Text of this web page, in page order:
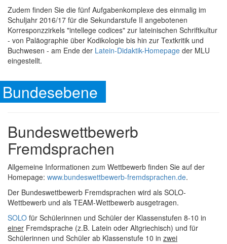
Zudem finden Sie die fünf Aufgabenkomplexe des einmalig im
Schuljahr 2016/17 für die Sekundarstufe II angebotenen
Korresponzzirkels "intellege codices" zur lateinischen Schriftkultur
- von Paläographie über Kodikologie bis hin zur Textkritik und
Buchwesen - am Ende der Latein-Didaktik-Homepage der MLU
eingestellt.
Bundesebene
Bundeswettbewerb
Fremdsprachen
Allgemeine Informationen zum Wettbewerb finden Sie auf der
Homepage: www.bundeswettbewerb-fremdsprachen.de.
Der Bundeswettbewerb Fremdsprachen wird als SOLO-
Wettbewerb und als TEAM-Wettbewerb ausgetragen.
SOLO für Schülerinnen und Schüler der Klassenstufen 8-10 in
einer Fremdsprache (z.B. Latein oder Altgriechisch) und für
Schülerinnen und Schüler ab Klassenstufe 10 in zwei